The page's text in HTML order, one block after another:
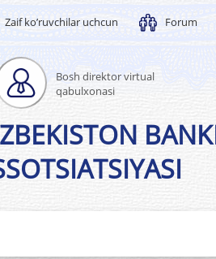
Zaif ko’ruvchilar uchcun Forum
Bosh direktor virtual
qabulxonasi